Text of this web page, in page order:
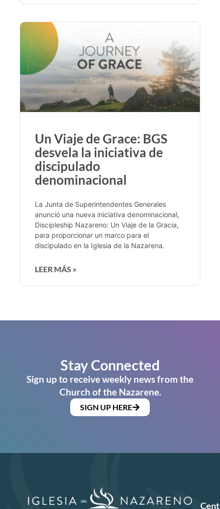
Un Viaje de Grace: BGS
desvela la iniciativa de
discipulado
denominacional
La Junta de Superintendentes Generales
anunció una nueva iniciativa denominacional,
Discipleship Nazareno: Un Viaje de la Gracia,
para proporcionar un marco para el
discipulado en la Iglesia de la Nazarena.
LEER MÁS »
Stay Connected
Sign up to receive weekly news from the
Church of the Nazarene.
SIGN UP HERE